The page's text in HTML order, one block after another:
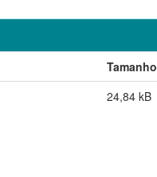
Tamanho
24,84 kB